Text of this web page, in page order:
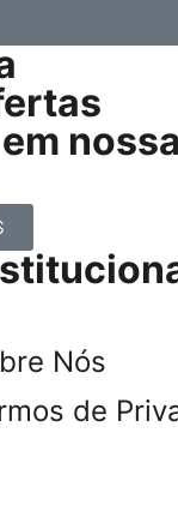
nossa
Nós
de